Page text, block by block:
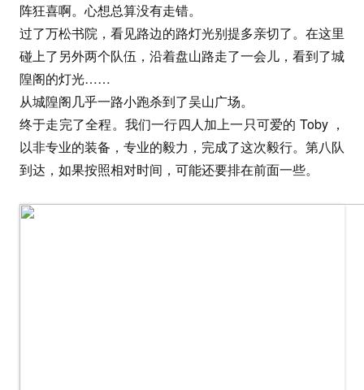
阵狂喜啊。心想总算没有走错。
过了万松书院，看见路边的路灯光别提多亲切了。在这里
碰上了另外两个队伍，沿着盘山路走了一会儿，看到了城
隍阁的灯光……
从城隍阁几乎一路小跑杀到了吴山广场。
终于走完了全程。我们一行四人加上一只可爱的 Toby ，
以非专业的装备，专业的毅力，完成了这次毅行。第八队
到达，如果按照相对时间，可能还要排在前面一些。